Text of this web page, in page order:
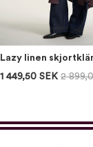
Lazy linen
1 449,50 SEK 2